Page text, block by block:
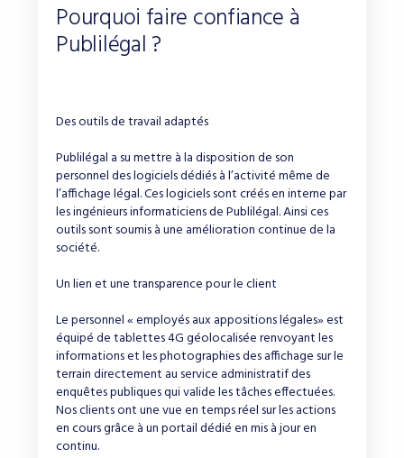
Pourquoi faire confiance à
Publilégal ?
Des outils de travail adaptés
Publilégal a su mettre à la disposition de son
personnel des logiciels dédiés à l’activité même de
l’affichage légal. Ces logiciels sont créés en interne par
les ingénieurs informaticiens de Publilégal. Ainsi ces
outils sont soumis à une amélioration continue de la
société.
Un lien et une transparence pour le client
Le personnel « employés aux appositions légales» est
équipé de tablettes 4G géolocalisée renvoyant les
informations et les photographies des affichage sur le
terrain directement au service administratif des
enquêtes publiques qui valide les tâches effectuées.
Nos clients ont une vue en temps réel sur les actions
en cours grâce à un portail dédié en mis à jour en
continu.